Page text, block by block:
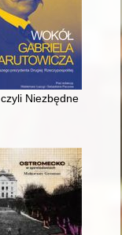
von Hohberg-
Niezbędne